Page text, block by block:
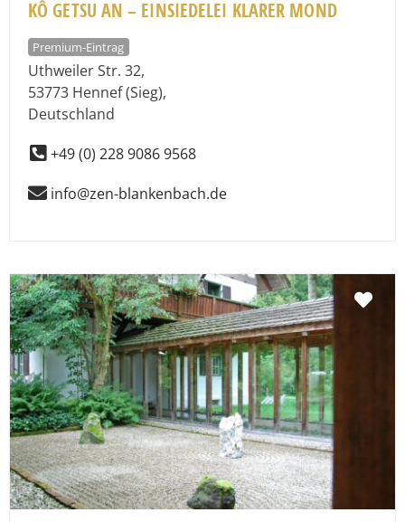
KÔ GETSU AN – EINSIEDELEI KLARER MOND
Premium-Eintrag
Uthweiler Str. 32,
53773 Hennef (Sieg),
Deutschland
+49 (0) 228 9086 9568
info@zen-blankenbach.de